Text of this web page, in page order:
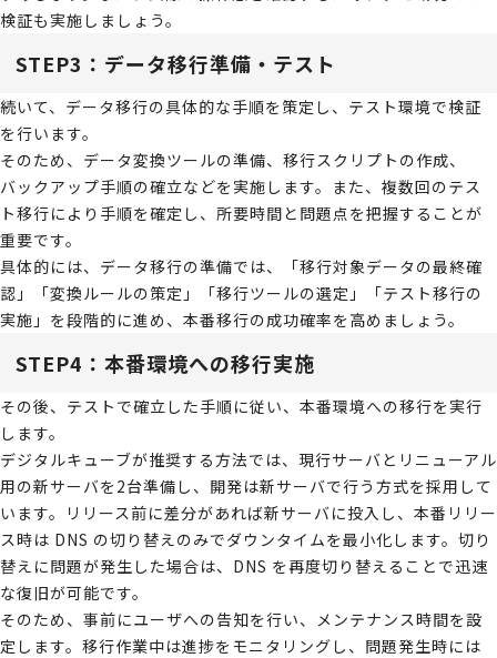
検証も実施しましょう。
STEP3：データ移行準備・テスト
続いて、データ移行の具体的な手順を策定し、テスト環境で検証
を行います。
そのため、データ変換ツールの準備、移行スクリプトの作成、
バックアップ手順の確立などを実施します。また、複数回のテス
ト移行により手順を確定し、所要時間と問題点を把握することが
重要です。
具体的には、データ移行の準備では、「移行対象データの最終確
認」「変換ルールの策定」「移行ツールの選定」「テスト移行の
実施」を段階的に進め、本番移行の成功確率を高めましょう。
STEP4：本番環境への移行実施
その後、テストで確立した手順に従い、本番環境への移行を実行
します。
デジタルキューブが推奨する方法では、現行サーバとリニューアル
用の新サーバを2台準備し、開発は新サーバで行う方式を採用して
います。リリース前に差分があれば新サーバに投入し、本番リリー
ス時は DNS の切り替えのみでダウンタイムを最小化します。切り
替えに問題が発生した場合は、DNS を再度切り替えることで迅速
な復旧が可能です。
そのため、事前にユーザへの告知を行い、メンテナンス時間を設
定します。移行作業中は進捗をモニタリングし、問題発生時には